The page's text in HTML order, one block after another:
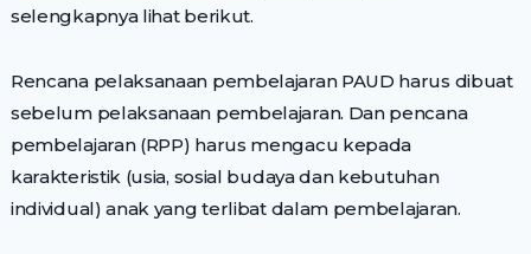
selengkapnya lihat berikut.
Rencana pelaksanaan pembelajaran PAUD harus dibuat
sebelum pelaksanaan pembelajaran. Dan pencana
pembelajaran (RPP) harus mengacu kepada
karakteristik (usia, sosial budaya dan kebutuhan
individual) anak yang terlibat dalam pembelajaran.